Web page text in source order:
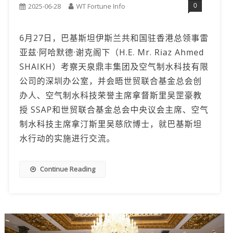
2025-06-28 WT Fortune Info 0
6月27日，巴基斯坦伊斯兰共和国驻香港总领事雷
亚兹·阿哈默德·谢克阁下（H.E. Mr. Riaz Ahmed
SHAIKH）考察天泉鼎丰集团及空气制水科技有限
公司的深圳办公室，并会晤世贸联合基金总会创
办人、空气制水科技荣誉主席拿督斯里吴罡豪教
授 SSAP和世贸联合基金总会中央议会主席、空气
制水科技主席拿汀斯里吴慈欣博士，就巴基斯坦
水行动的实施进行交流。
Continue Reading